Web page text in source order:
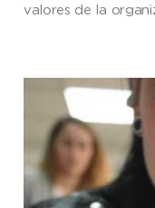
valores de la